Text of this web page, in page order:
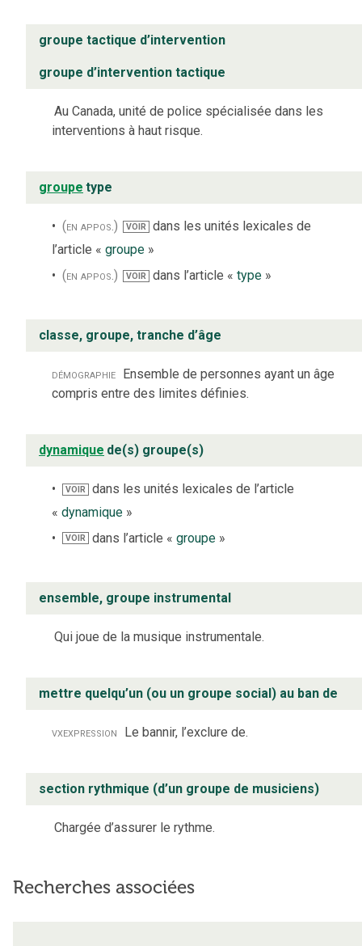
groupe tactique d’intervention
groupe d’intervention tactique
Au Canada, unité de police spécialisée dans les
interventions à haut risque.
groupe type
(en appos.) VOIR dans les unités lexicales de
l’article « groupe »
(en appos.)
VOIR dans l’article « type»
classe, groupe, tranche d’âge
démographie Ensemble de personnes ayant un âge
compris entre des limites définies.
dynamique de(s) groupe(s)
VOIR
dans les unités lexicales de l’article
« dynamique »
VOIR dans l’article «groupe »
ensemble, groupe instrumental
Qui joue de la musique instrumentale.
mettre quelqu’un (ou un groupe social) au ban de
vxexpression Le bannir, l’exclure de.
section rythmique (d’un groupe de musiciens)
Chargée d’assurer le rythme.
Recherches associées